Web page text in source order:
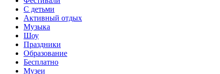
С детьми
Активный отдых
Музыка
Шоу
Праздники
Образование
Бесплатно
Музеи